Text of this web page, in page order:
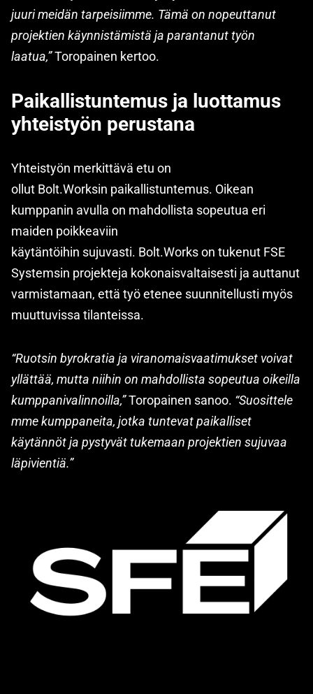
juuri meidän tarpeisiimme. Tämä on nopeuttanut
projektien käynnistämistä ja parantanut työn
laatua,”Toropainen kertoo.
Paikallistuntemus ja luottamus
yhteistyön perustana
Yhteistyön merkittävä etu on
ollut Bolt.Worksin paikallistuntemus. Oikean
kumppanin avulla on mahdollista sopeutua eri
maiden poikkeaviin
käytäntöihin sujuvasti. Bolt.Works on tukenut FSE
Systemsin projekteja kokonaisvaltaisesti ja auttanut
varmistamaan, että työ etenee suunnitellusti myös
muuttuvissa tilanteissa.
“Ruotsin byrokratia ja viranomaisvaatimukset voivat
yllättää, mutta niihin on mahdollista sopeutua oikeilla
kumppanivalinnoilla,”Toropainen sanoo. “Suosittele
mme kumppaneita, jotka tuntevat paikalliset
käytännöt ja pystyvät tukemaan projektien sujuvaa
läpivientiä.”